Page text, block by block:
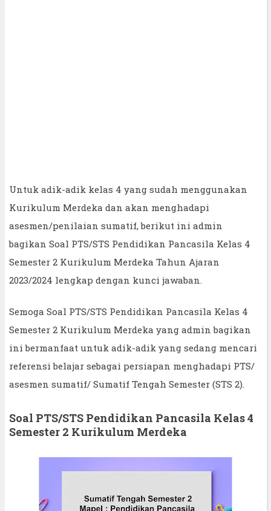
Untuk adik-adik kelas 4 yang sudah menggunakan
Kurikulum Merdeka dan akan menghadapi
asesmen/penilaian sumatif, berikut ini admin
bagikan Soal PTS/STS Pendidikan Pancasila Kelas 4
Semester 2 Kurikulum Merdeka Tahun Ajaran
2023/2024 lengkap dengan kunci jawaban.
Semoga Soal PTS/STS Pendidikan Pancasila Kelas 4
Semester 2 Kurikulum Merdeka yang admin bagikan
ini bermanfaat untuk adik-adik yang sedang mencari
referensi belajar sebagai persiapan menghadapi PTS/
asesmen sumatif/ Sumatif Tengah Semester (STS 2).
Soal PTS/STS Pendidikan Pancasila Kelas 4
Semester 2 Kurikulum Merdeka